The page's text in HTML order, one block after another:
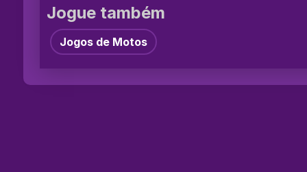
Jogue também
Jogos de Motos